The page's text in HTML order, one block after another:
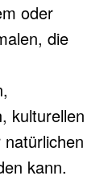
oder
die
kulturellen
kann.